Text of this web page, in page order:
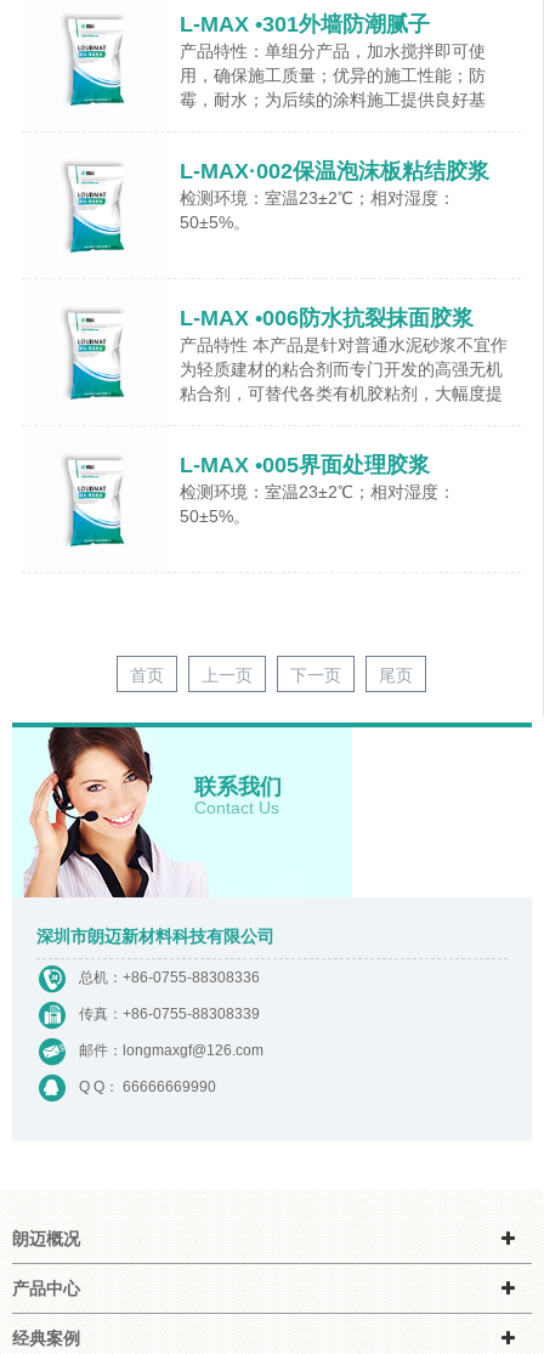
L-MAX •301外墙防潮腻子
产品特性：单组分产品，加水搅拌即可使
用，确保施工质量；优异的施工性能；防
霉，耐水；为后续的涂料施工提供良好基
L-MAX·002保温泡沫板粘结胶浆
检测环境：室温23±2℃；相对湿度：
50±5%。
L-MAX •006防水抗裂抹面胶浆
产品特性 本产品是针对普通水泥砂浆不宜作
为轻质建材的粘合剂而专门开发的高强无机
粘合剂，可替代各类有机胶粘剂，大幅度提
L-MAX •005界面处理胶浆
检测环境：室温23±2℃；相对湿度：
50±5%。
首页 上一页 下一页 尾页
联系我们
Contact Us
深圳市朗迈新材料科技有限公司
总机： +86-0755-88308336
传真：+86-0755-88308339
邮件： longmaxgf@126.com
Q Q： 66666669990
朗迈概况
产品中心
经典案例